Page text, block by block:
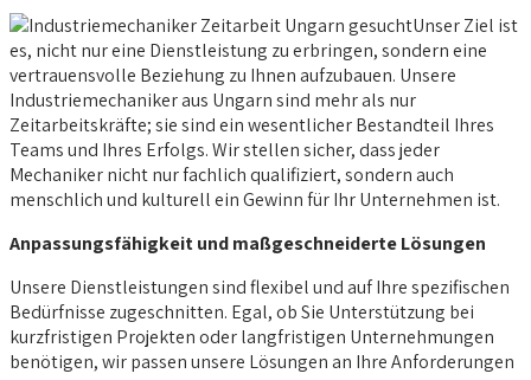
Unser Ziel ist
es, nicht nur eine Dienstleistung zu erbringen, sondern eine
vertrauensvolle Beziehung zu Ihnen aufzubauen. Unsere
Industriemechaniker aus Ungarn sind mehr als nur
Zeitarbeitskräfte; sie sind ein wesentlicher Bestandteil Ihres
Teams und Ihres Erfolgs. Wir stellen sicher, dass jeder
Mechaniker nicht nur fachlich qualifiziert, sondern auch
menschlich und kulturell ein Gewinn für Ihr Unternehmen ist.
Anpassungsfähigkeit und maßgeschneiderte Lösungen
Unsere Dienstleistungen sind flexibel und auf Ihre spezifischen
Bedürfnisse zugeschnitten. Egal, ob Sie Unterstützung bei
kurzfristigen Projekten oder langfristigen Unternehmungen
benötigen, wir passen unsere Lösungen an Ihre Anforderungen